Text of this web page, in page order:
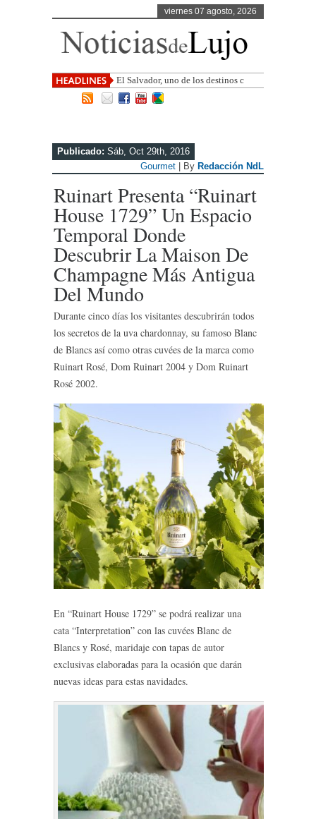
viernes 07 agosto, 2026
El Salvador, uno de los destinos con
mayor proyección de Centroamérica
Publicado: Sáb, Oct 29th, 2016
Gourmet | By Redacción NdL
Ruinart Presenta “Ruinart
House 1729” Un Espacio
Temporal Donde
Descubrir La Maison De
Champagne Más Antigua
Del Mundo
Durante cinco días los visitantes descubrirán todos
los secretos de la uva chardonnay, su famoso Blanc
de Blancs así como otras cuvées de la marca como
Ruinart Rosé, Dom Ruinart 2004 y Dom Ruinart
Rosé 2002.
En “Ruinart House 1729” se podrá realizar una
cata “Interpretation” con las cuvées Blanc de
Blancs y Rosé, maridaje con tapas de autor
exclusivas elaboradas para la ocasión que darán
nuevas ideas para estas navidades.